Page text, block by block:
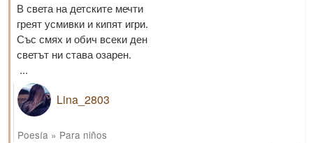
В света на детските мечти
греят усмивки и кипят игри.
Със смях и обич всеки ден
светът ни става озарен.
​ ...
Lina_2803
Poesía » Para niños